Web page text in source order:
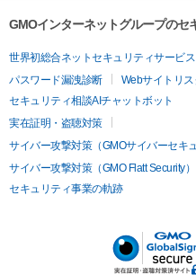
GMOインターネットグループのセ
世界初総合ネットセキュリティサービス
パスワード漏洩診断
Webサイトリ
セキュリティ相談AIチャットボット
実在証明・盗聴対策
サイバー攻撃対策（GMOサイバーセキ
サイバー攻撃対策（GMO Flatt Security）
セキュリティ事業の軌跡